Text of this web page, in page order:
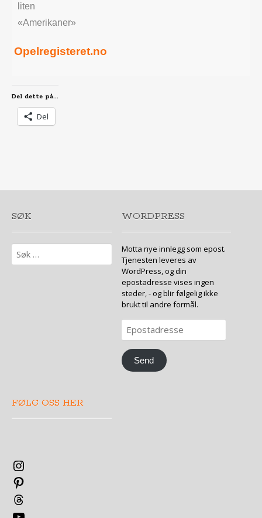
liten
«Amerikaner»
Opelregisteret.no
Del dette på...
Del
SØK
Søk
etter:
WORDPRESS
Motta nye innlegg som epost.
Tjenesten leveres av
WordPress, og din
epostadresse vises ingen
steder, - og blir følgelig ikke
brukt til andre formål.
Epostadresse
Send
FØLG OSS HER